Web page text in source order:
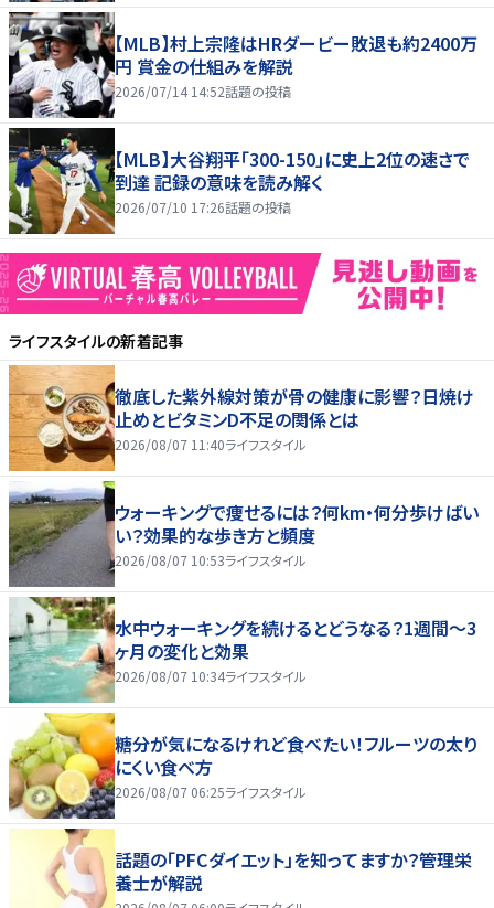
【MLB】村上宗隆はHRダービー敗退も約2400万
円 賞金の仕組みを解説
2026/07/14 14:52話題の投稿
【MLB】大谷翔平「300-150」に史上2位の速さで
到達 記録の意味を読み解く
2026/07/10 17:26話題の投稿
ライフスタイルの新着記事
徹底した紫外線対策が骨の健康に影響？日焼け
止めとビタミンD不足の関係とは
2026/08/07 11:40ライフスタイル
ウォーキングで痩せるには？何km・何分歩けばい
い？効果的な歩き方と頻度
2026/08/07 10:53ライフスタイル
水中ウォーキングを続けるとどうなる？1週間～3
ヶ月の変化と効果
2026/08/07 10:34ライフスタイル
糖分が気になるけれど食べたい！フルーツの太り
にくい食べ方
2026/08/07 06:25ライフスタイル
話題の「PFCダイエット」を知ってますか？管理栄
養士が解説